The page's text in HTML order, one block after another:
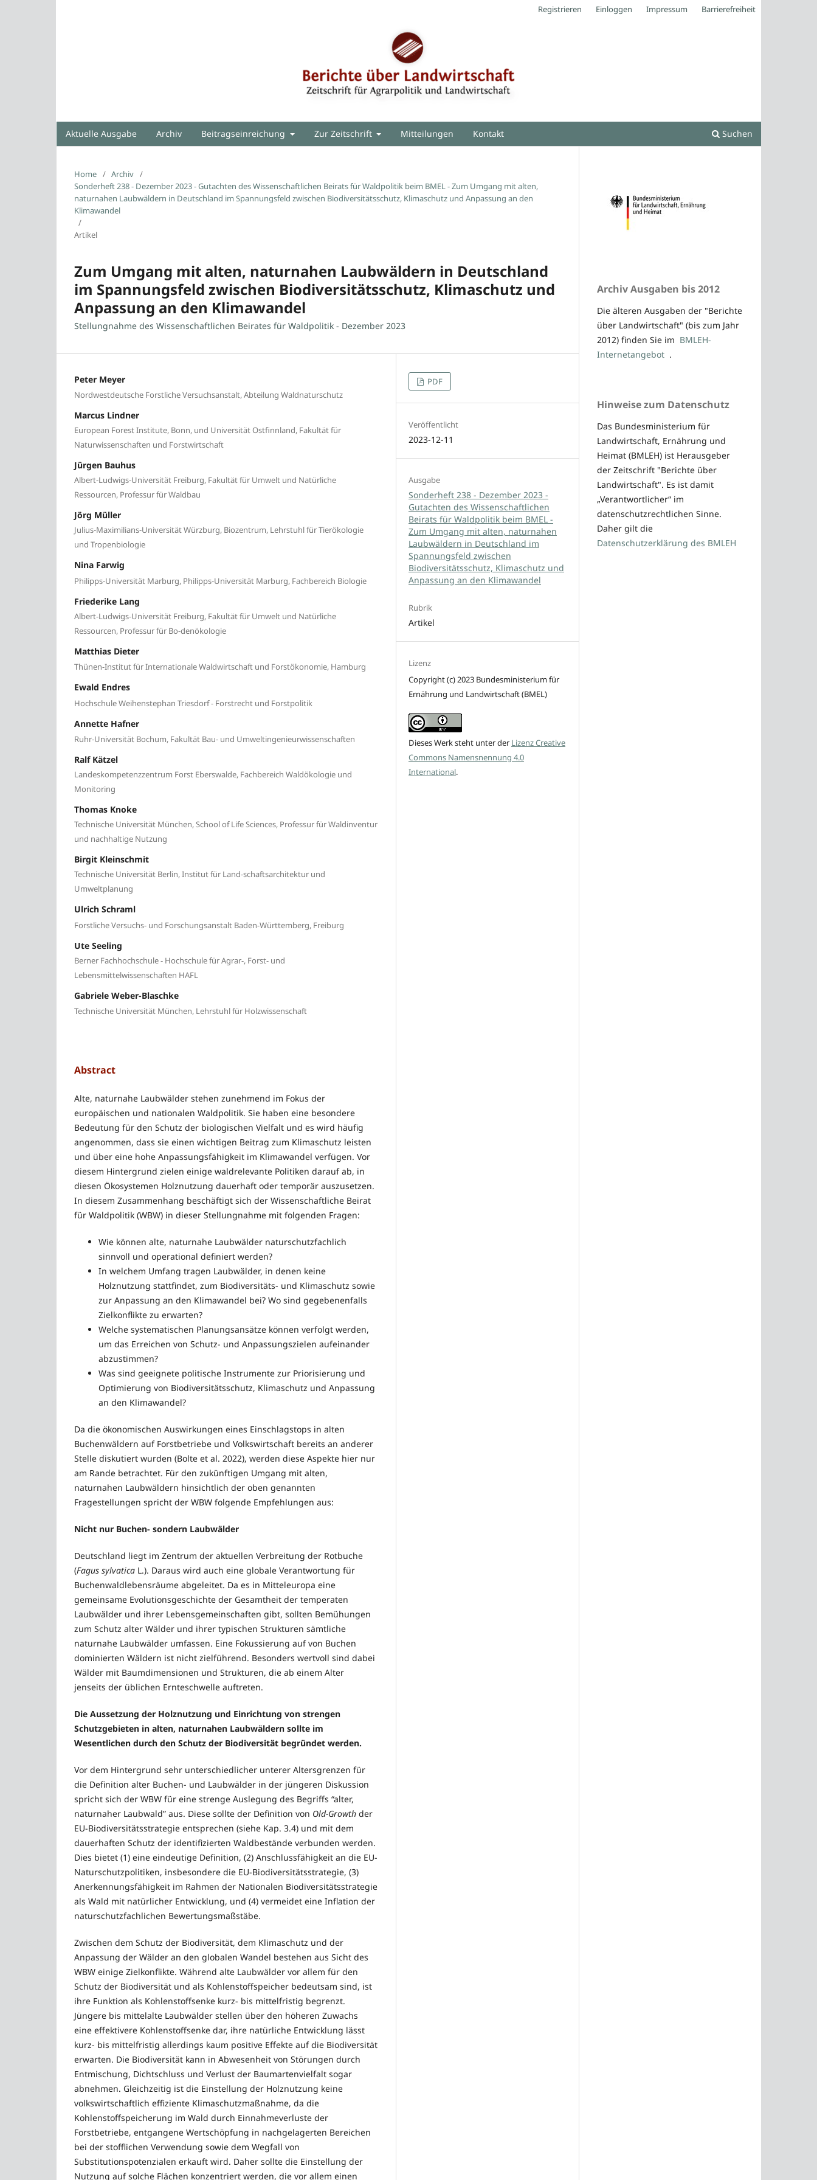
Aktuelle Ausgabe Archiv Beitragseinreichung Zur Zeitschrift Mitteilungen Kontakt Suchen
Registrieren Einloggen Impressum Barrierefreiheit
Home / Archiv /
Sonderheft 238 - Dezember 2023 - Gutachten des Wissenschaftlichen Beirats für Waldpolitik beim BMEL - Zum Umgang mit alten,
naturnahen Laubwäldern in Deutschland im Spannungsfeld zwischen Biodiversitätsschutz, Klimaschutz und Anpassung an den
Klimawandel
/
Artikel
Zum Umgang mit alten, naturnahen Laubwäldern in Deutschland
im Spannungsfeld zwischen Biodiversitätsschutz, Klimaschutz und
Anpassung an den Klimawandel
Stellungnahme des Wissenschaftlichen Beirates für Waldpolitik - Dezember 2023
Peter Meyer
Nordwestdeutsche Forstliche Versuchsanstalt, Abteilung Waldnaturschutz
Marcus Lindner
European Forest Institute, Bonn, und Universität Ostfinnland, Fakultät für
Naturwissenschaften und Forstwirtschaft
Jürgen Bauhus
Albert-Ludwigs-Universität Freiburg, Fakultät für Umwelt und Natürliche
Ressourcen, Professur für Waldbau
Jörg Müller
Julius-Maximilians-Universität Würzburg, Biozentrum, Lehrstuhl für Tierökologie
und Tropenbiologie
Nina Farwig
Philipps-Universität Marburg, Philipps-Universität Marburg, Fachbereich Biologie
Friederike Lang
Albert-Ludwigs-Universität Freiburg, Fakultät für Umwelt und Natürliche
Ressourcen, Professur für Bo-denökologie
Matthias Dieter
Thünen-Institut für Internationale Waldwirtschaft und Forstökonomie, Hamburg
Ewald Endres
Hochschule Weihenstephan Triesdorf - Forstrecht und Forstpolitik
Annette Hafner
Ruhr-Universität Bochum, Fakultät Bau- und Umweltingenieurwissenschaften
Ralf Kätzel
Landeskompetenzzentrum Forst Eberswalde, Fachbereich Waldökologie und
Monitoring
Thomas Knoke
Technische Universität München, School of Life Sciences, Professur für Waldinventur
und nachhaltige Nutzung
Birgit Kleinschmit
Technische Universität Berlin, Institut für Land-schaftsarchitektur und
Umweltplanung
Ulrich Schraml
Forstliche Versuchs- und Forschungsanstalt Baden-Württemberg, Freiburg
Ute Seeling
Berner Fachhochschule - Hochschule für Agrar-, Forst- und
Lebensmittelwissenschaften HAFL
Gabriele Weber-Blaschke
Technische Universität München, Lehrstuhl für Holzwissenschaft
Abstract
Alte, naturnahe Laubwälder stehen zunehmend im Fokus der
europäischen und nationalen Waldpolitik. Sie haben eine besondere
Bedeutung für den Schutz der biologischen Vielfalt und es wird häufig
angenommen, dass sie einen wichtigen Beitrag zum Klimaschutz leisten
und über eine hohe Anpassungsfähigkeit im Klimawandel verfügen. Vor
diesem Hintergrund zielen einige waldrelevante Politiken darauf ab, in
diesen Ökosystemen Holznutzung dauerhaft oder temporär auszusetzen.
In diesem Zusammenhang beschäftigt sich der Wissenschaftliche Beirat
für Waldpolitik (WBW) in dieser Stellungnahme mit folgenden Fragen:
Wie können alte, naturnahe Laubwälder naturschutzfachlich
sinnvoll und operational definiert werden?
In welchem Umfang tragen Laubwälder, in denen keine
Holznutzung stattfindet, zum Biodiversitäts- und Klimaschutz sowie
zur Anpassung an den Klimawandel bei? Wo sind gegebenenfalls
Zielkonflikte zu erwarten?
Welche systematischen Planungsansätze können verfolgt werden,
um das Erreichen von Schutz- und Anpassungszielen aufeinander
abzustimmen?
Was sind geeignete politische Instrumente zur Priorisierung und
Optimierung von Biodiversitätsschutz, Klimaschutz und Anpassung
an den Klimawandel?
Da die ökonomischen Auswirkungen eines Einschlagstops in alten
Buchenwäldern auf Forstbetriebe und Volkswirtschaft bereits an anderer
Stelle diskutiert wurden (Bolte et al. 2022), werden diese Aspekte hier nur
am Rande betrachtet. Für den zukünftigen Umgang mit alten,
naturnahen Laubwäldern hinsichtlich der oben genannten
Fragestellungen spricht der WBW folgende Empfehlungen aus:
Nicht nur Buchen- sondern Laubwälder
Deutschland liegt im Zentrum der aktuellen Verbreitung der Rotbuche
(Fagus sylvatica L.). Daraus wird auch eine globale Verantwortung für
Buchenwaldlebensräume abgeleitet. Da es in Mitteleuropa eine
gemeinsame Evolutionsgeschichte der Gesamtheit der temperaten
Laubwälder und ihrer Lebensgemeinschaften gibt, sollten Bemühungen
zum Schutz alter Wälder und ihrer typischen Strukturen sämtliche
naturnahe Laubwälder umfassen. Eine Fokussierung auf von Buchen
dominierten Wäldern ist nicht zielführend. Besonders wertvoll sind dabei
Wälder mit Baumdimensionen und Strukturen, die ab einem Alter
jenseits der üblichen Ernteschwelle auftreten.
Die Aussetzung der Holznutzung und Einrichtung von strengen
Schutzgebieten in alten, naturnahen Laubwäldern sollte im
Wesentlichen durch den Schutz der Biodiversität begründet werden.
Vor dem Hintergrund sehr unterschiedlicher unterer Altersgrenzen für
die Definition alter Buchen- und Laubwälder in der jüngeren Diskussion
spricht sich der WBW für eine strenge Auslegung des Begriffs “alter,
naturnaher Laubwald” aus. Diese sollte der Definition von Old-Growth der
EU-Biodiversitätsstrategie entsprechen (siehe Kap. 3.4) und mit dem
dauerhaften Schutz der identifizierten Waldbestände verbunden werden.
Dies bietet (1) eine eindeutige Definition, (2) Anschlussfähigkeit an die EU-
Naturschutzpolitiken, insbesondere die EU-Biodiversitätsstrategie, (3)
Anerkennungsfähigkeit im Rahmen der Nationalen Biodiversitätsstrategie
als Wald mit natürlicher Entwicklung, und (4) vermeidet eine Inflation der
naturschutzfachlichen Bewertungsmaßstäbe.
Zwischen dem Schutz der Biodiversität, dem Klimaschutz und der
Anpassung der Wälder an den globalen Wandel bestehen aus Sicht des
WBW einige Zielkonflikte. Während alte Laubwälder vor allem für den
Schutz der Biodiversität und als Kohlenstoffspeicher bedeutsam sind, ist
ihre Funktion als Kohlenstoffsenke kurz- bis mittelfristig begrenzt.
Jüngere bis mittelalte Laubwälder stellen über den höheren Zuwachs
eine effektivere Kohlenstoffsenke dar, ihre natürliche Entwicklung lässt
kurz- bis mittelfristig allerdings kaum positive Effekte auf die Biodiversität
erwarten. Die Biodiversität kann in Abwesenheit von Störungen durch
Entmischung, Dichtschluss und Verlust der Baumartenvielfalt sogar
abnehmen. Gleichzeitig ist die Einstellung der Holznutzung keine
volkswirtschaftlich effiziente Klimaschutzmaßnahme, da die
Kohlenstoffspeicherung im Wald durch Einnahmeverluste der
Forstbetriebe, entgangene Wertschöpfung in nachgelagerten Bereichen
bei der stofflichen Verwendung sowie dem Wegfall von
Substitutionspotenzialen erkauft wird. Daher sollte die Einstellung der
Nutzung auf solche Flächen konzentriert werden, die vor allem einen
PDF
Veröffentlicht
2023-12-11
Ausgabe
Sonderheft 238 - Dezember 2023 -
Gutachten des Wissenschaftlichen
Beirats für Waldpolitik beim BMEL -
Zum Umgang mit alten, naturnahen
Laubwäldern in Deutschland im
Spannungsfeld zwischen
Biodiversitätsschutz, Klimaschutz und
Anpassung an den Klimawandel
Rubrik
Artikel
Lizenz
Copyright (c) 2023 Bundesministerium für
Ernährung und Landwirtschaft (BMEL)
Dieses Werk steht unter derLizenz Creative
Commons Namensnennung 4.0
International.
Archiv Ausgaben bis 2012
Die älteren Ausgaben der "Berichte
über Landwirtschaft" (bis zum Jahr
2012) finden Sie im BMLEH-
Internetangebot .
Hinweise zum Datenschutz
Das Bundesministerium für
Landwirtschaft, Ernährung und
Heimat (BMLEH) ist Herausgeber
der Zeitschrift "Berichte über
Landwirtschaft". Es ist damit
„Verantwortlicher“ im
datenschutzrechtlichen Sinne.
Daher gilt die
Datenschutzerklärung des BMLEH